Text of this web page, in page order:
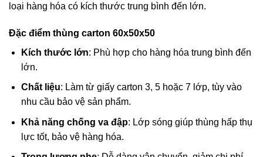
loại hàng hóa có kích thước trung bình đến lớn.
Đặc điểm thùng carton 60x50x50
Kích thước lớn: Phù hợp cho hàng hóa trung bình đến
lớn.
Chất liệu: Làm từ giấy carton 3, 5 hoặc 7 lớp, tùy vào
nhu cầu bảo vệ sản phẩm.
Khả năng chống va đập: Lớp sóng giúp thùng hấp thụ
lực tốt, bảo vệ hàng hóa.